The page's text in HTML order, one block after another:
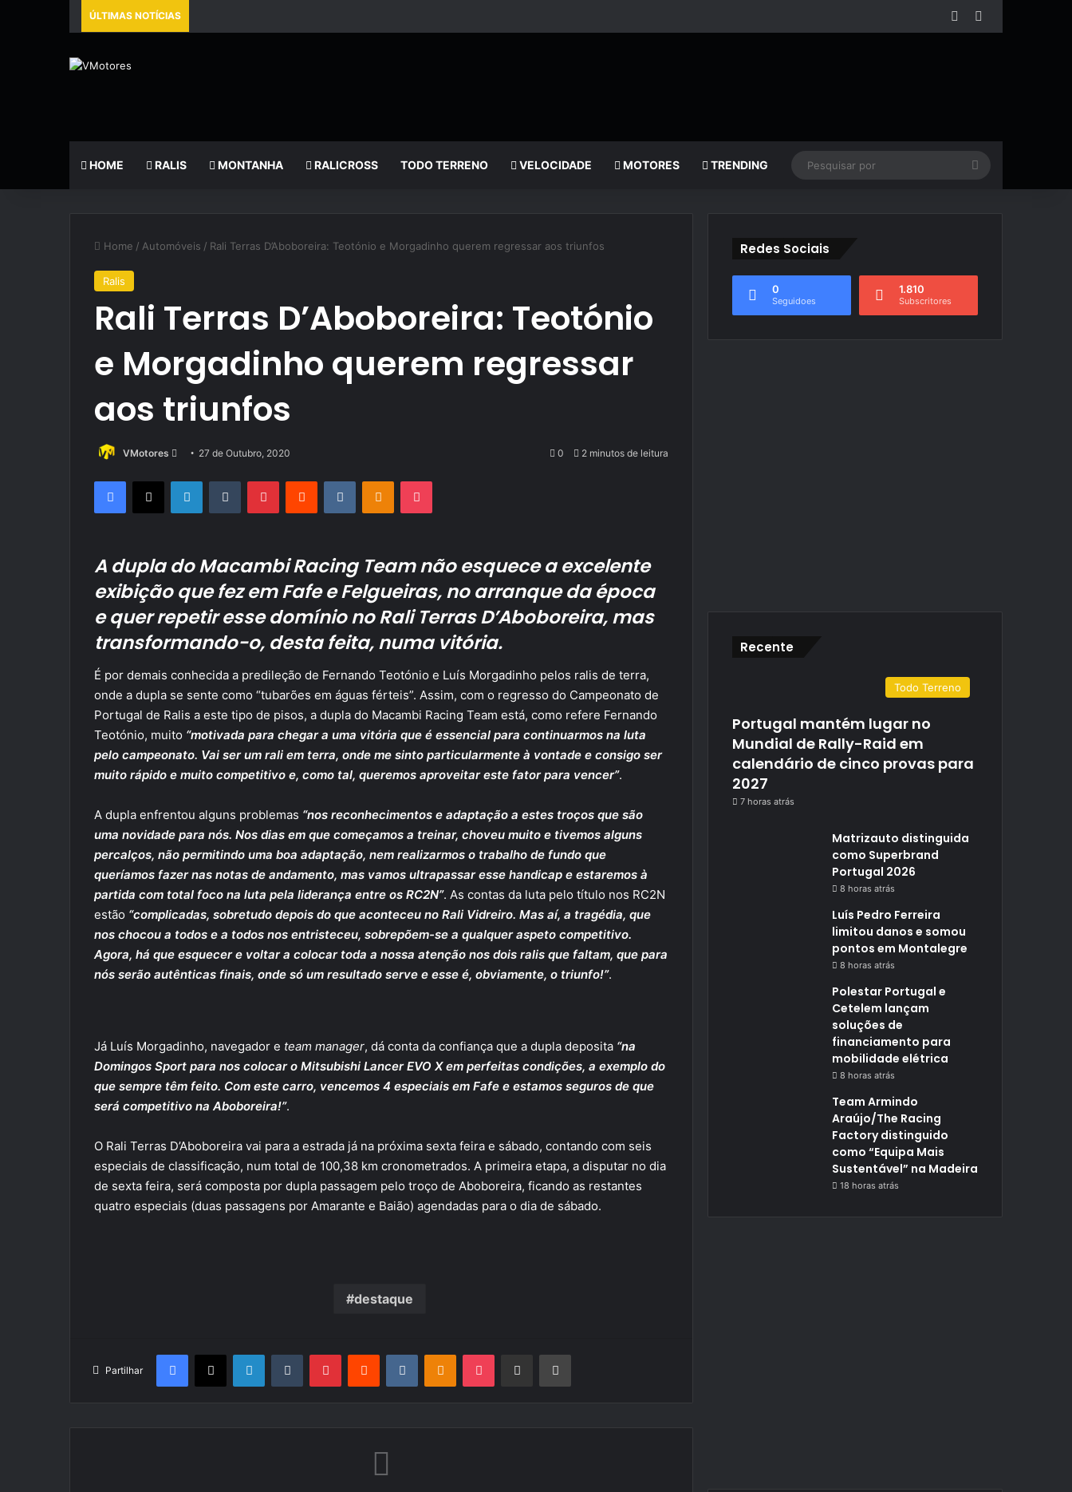
ÚLTIMAS NOTÍCIAS Facebook
HOME RALIS MONTANHA RALICROSS TODO TERRENO VELOCIDADE MOTORES TRENDING
Pesquisar
Home / Automóveis / Rali Terras D’Aboboreira: Teotónio e Morgadinho querem regressar aos triunfos
Ralis
Rali Terras D’Aboboreira: Teotónio
e Morgadinho querem regressar
aos triunfos
VMotores
Send
email
27 de Outubro, 2020 0 2 minutos de leitura
Facebook
X LinkedInTumblr PinterestReddit VKontakteOdnoklassniki
Pocket
A dupla do Macambi Racing Team não esquece a excelente
exibição que fez em Fafe e Felgueiras, no arranque da época
e quer repetir esse domínio no Rali Terras D’Aboboreira, mas
transformando-o, desta feita, numa vitória.
É por demais conhecida a predileção de Fernando Teotónio e Luís Morgadinho pelos ralis de terra,
onde a dupla se sente como “tubarões em águas férteis”. Assim, com o regresso do Campeonato de
Portugal de Ralis a este tipo de pisos, a dupla do Macambi Racing Team está, como refere Fernando
Teotónio, muito “motivada para chegar a uma vitória que é essencial para continuarmos na luta
pelo campeonato. Vai ser um rali em terra, onde me sinto particularmente à vontade e consigo ser
muito rápido e muito competitivo e, como tal, queremos aproveitar este fator para vencer”.
A dupla enfrentou alguns problemas “nos reconhecimentos e adaptação a estes troços que são
uma novidade para nós. Nos dias em que começamos a treinar, choveu muito e tivemos alguns
percalços, não permitindo uma boa adaptação, nem realizarmos o trabalho de fundo que
queríamos fazer nas notas de andamento, mas vamos ultrapassar esse handicap e estaremos à
partida com total foco na luta pela liderança entre os RC2N”. As contas da luta pelo título nos RC2N
estão “complicadas, sobretudo depois do que aconteceu no Rali Vidreiro. Mas aí, a tragédia, que
nos chocou a todos e a todos nos entristeceu, sobrepõem-se a qualquer aspeto competitivo.
Agora, há que esquecer e voltar a colocar toda a nossa atenção nos dois ralis que faltam, que para
nós serão autênticas finais, onde só um resultado serve e esse é, obviamente, o triunfo!”.
Já Luís Morgadinho, navegador e team manager, dá conta da confiança que a dupla deposita “na
Domingos Sport para nos colocar o Mitsubishi Lancer EVO X em perfeitas condições, a exemplo do
que sempre têm feito. Com este carro, vencemos 4 especiais em Fafe e estamos seguros de que
será competitivo na Aboboreira!”.
O Rali Terras D’Aboboreira vai para a estrada já na próxima sexta feira e sábado, contando com seis
especiais de classificação, num total de 100,38 km cronometrados. A primeira etapa, a disputar no dia
de sexta feira, será composta por dupla passagem pelo troço de Aboboreira, ficando as restantes
quatro especiais (duas passagens por Amarante e Baião) agendadas para o dia de sábado.
destaque
Partilhar
Facebook
X LinkedInTumblr PinterestReddit VKontakteOdnoklassniki
Pocket Partilhar Via Email Imprimir
Redes Sociais
0
Seguidoes
1.810
Subscritores
Recente
Todo Terreno
Portugal mantém lugar no
Mundial de Rally-Raid em
calendário de cinco provas para
2027
7 horas atrás
Matrizauto distinguida
como Superbrand
Portugal 2026
8 horas atrás
Luís Pedro Ferreira
limitou danos e somou
pontos em Montalegre
8 horas atrás
Polestar Portugal e
Cetelem lançam
soluções de
financiamento para
mobilidade elétrica
8 horas atrás
Team Armindo
Araújo/The Racing
Factory distinguido
como “Equipa Mais
Sustentável” na Madeira
18 horas atrás